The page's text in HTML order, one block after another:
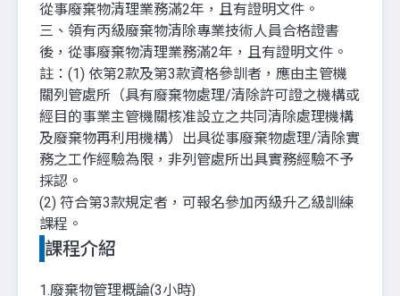
從事廢棄物清理業務滿2年，且有證明文件。
三、領有丙級廢棄物清除專業技術人員合格證書
後，從事廢棄物清理業務滿2年，且有證明文件。
註：(1) 依第2款及第3款資格參訓者，應由主管機
關列管處所（具有廢棄物處理/清除許可證之機構或
經目的事業主管機關核准設立之共同清除處理機構
及廢棄物再利用機構）出具從事廢棄物處理/清除實
務之工作經驗為限，非列管處所出具實務經驗不予
採認。
(2) 符合第3款規定者，可報名參加丙級升乙級訓練
課程。
課程介紹
1.廢棄物管理概論(3小時)